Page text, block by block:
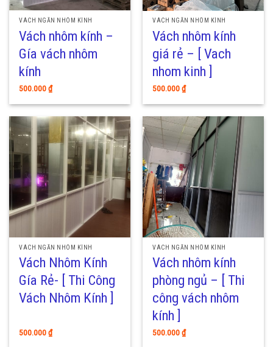
VÁCH NGĂN NHÔM KÍNH
Vách nhôm kính –
Gía vách nhôm
kính
500.000₫
VÁCH NGĂN NHÔM KÍNH
Vách nhôm kính
giá rẻ – [ Vach
nhom kinh ]
500.000₫
VÁCH NGĂN NHÔM KÍNH
Vách Nhôm Kính
Gía Rẻ- [ Thi Công
Vách Nhôm Kính ]
500.000₫
VÁCH NGĂN NHÔM KÍNH
Vách nhôm kính
phòng ngủ – [ Thi
công vách nhôm
kính ]
500.000₫